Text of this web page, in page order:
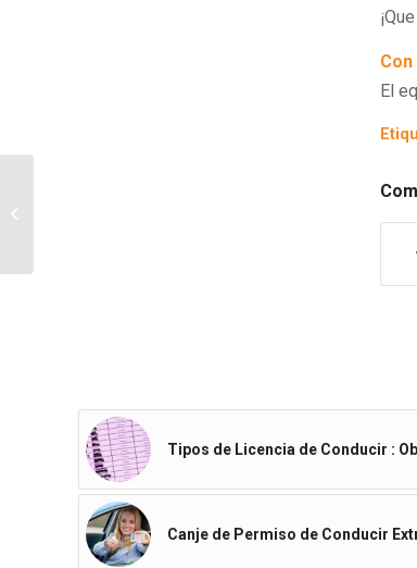
El
Tipos de Licencia de Conducir :
Canje de Permiso de Conducir